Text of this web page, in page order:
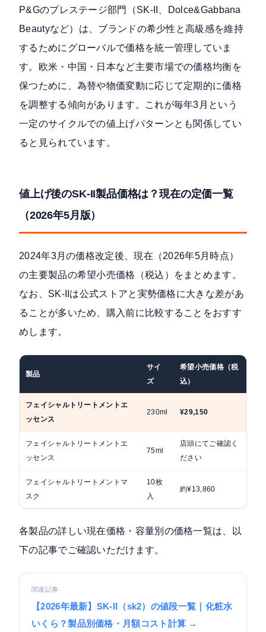
P&Gのプレステージ部門（SK-II、Dolce&Gabbana
Beautyなど）は、ブランドの希少性と高級感を維持
するためにグローバルで価格を統一管理していま
す。欧米・中国・日本など主要市場での価格均衡を
保つために、為替や物価変動に応じて定期的に価格
を調整する傾向があります。これが毎年3月という
一定のサイクルでの値上げパターンとも関係してい
ると見られています。
値上げ後のSK-II製品価格は？現在の定価一覧
（2026年5月版）
2024年3月の価格改定後、現在（2026年5月時点）
の主要製品の希望小売価格（税込）をまとめます。
なお、SK-IIは公式ストアと実勢価格に大きな差があ
ることが多いため、購入前に比較することをおすす
めします。
製品
サイ
ズ
希望小売価格（税
込）
フェイシャルトリートメントエ
ッセンス
230ml ¥29,150
フェイシャルトリートメントエ
ッセンス
75ml
店頭にてご確認く
ださい
フェイシャルトリートメントマ
スク
10枚
入
約¥13,860
各製品の詳しい現在価格・容量別の価格一覧は、以
下の記事でご確認いただけます。
関連記事
【2026年最新】SK-II（sk2）の値段一覧｜化粧水
いくら？製品別価格・月額コスト計算 →